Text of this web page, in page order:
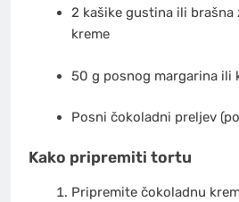
2 kašike gustina ili brašna
kreme
50 g posnog margarina ili
Posni čokoladni preljev
Kako pripremiti tortu
Pripremite čokoladnu